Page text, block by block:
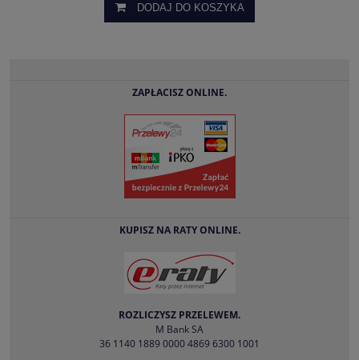
DODAJ DO KOSZYKA
ZAPŁACISZ ONLINE.
KUPISZ NA RATY ONLINE.
ROZLICZYSZ PRZELEWEM.
M Bank SA
36 1140 1889 0000 4869 6300 1001